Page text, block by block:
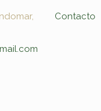
Contacto